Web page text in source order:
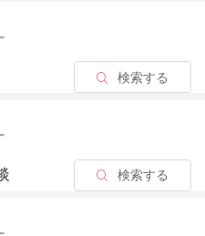
る
検索する
る
検索する
る